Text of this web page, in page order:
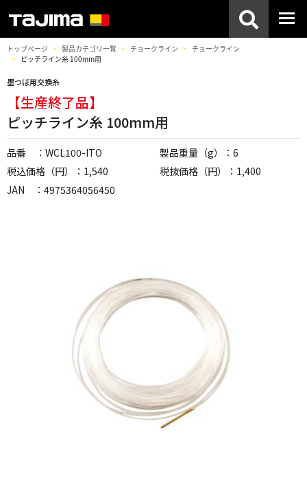
トップページ 製品カテゴリ一覧 チョークライン
チョークライン
ピッチライン糸 100mm用
墨つぼ用交換糸
【生産終了品】
ピッチライン糸 100mm用
品番 ：WCL100-ITO
製品重量（g）：6
税込価格（円）：1,540
税抜価格（円）：1,400
JAN ：4975364056450